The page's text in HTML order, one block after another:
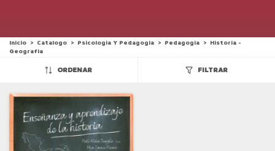
Inicio > Catalogo > Psicologia Y Pedagogia > Pedagogia > Historia -
Geografia
ORDENAR FILTRAR